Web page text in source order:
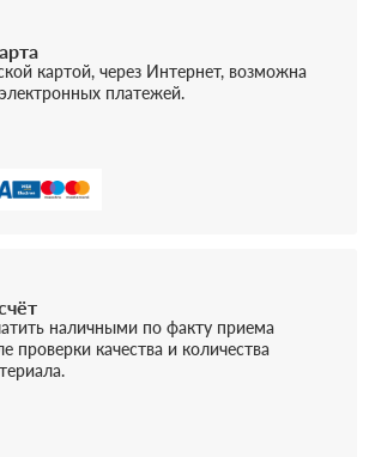
картой, через Интернет, возможна
платежей.
наличными по факту приема
проверки качества и количества